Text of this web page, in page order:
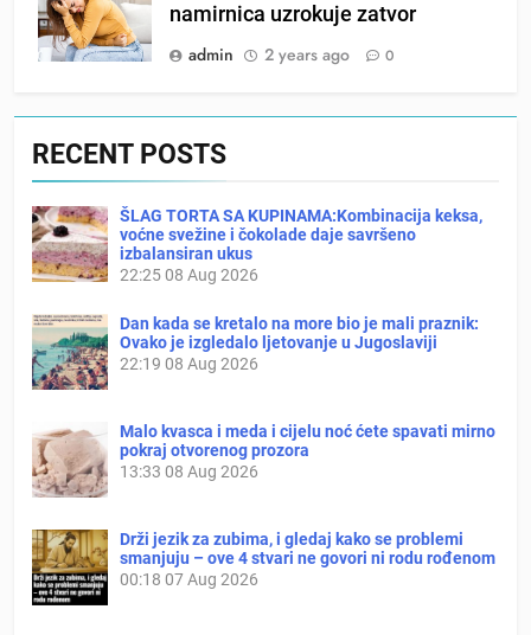
namirnica uzrokuje zatvor
admin
2 years ago 0
RECENT POSTS
ŠLAG TORTA SA KUPINAMA:Kombinacija keksa,
voćne svežine i čokolade daje savršeno
izbalansiran ukus
22:2508 Aug 2026
Dan kada se kretalo na more bio je mali praznik:
Ovako je izgledalo ljetovanje u Jugoslaviji
22:19 08 Aug 2026
Malo kvasca i meda i cijelu noć ćete spavati mirno
pokraj otvorenog prozora
13:33 08 Aug 2026
Drži jezik za zubima, i gledaj kako se problemi
smanjuju – ove 4 stvari ne govori ni rodu rođenom
00:18 07 Aug 2026